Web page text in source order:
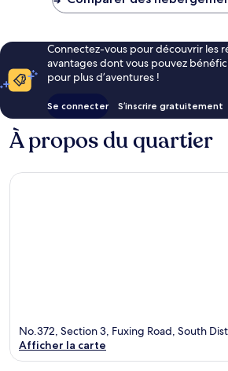
Connectez-vous pour découvrir les
avantages dont vous pouvez
pour plus d’aventures !
Se connecter S’inscrire gratuitement
À propos du quartier
No.372, Section 3, Fuxing Road, South
Afficher la carte